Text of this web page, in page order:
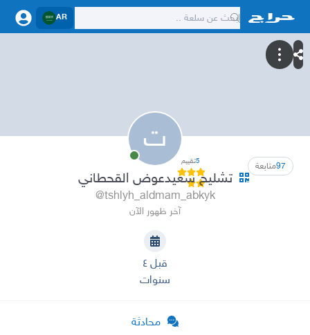
AR
ت
97متابعة 5تقييم
تشليح سعيدعوض القحطاني
@tshlyh_aldmam_abkyk
آخر ظهور الآن
قبل ٤
سنوات
محادثة